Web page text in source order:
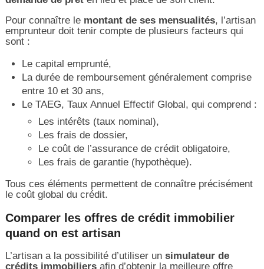
Pour connaître le montant de ses mensualités, l’artisan
emprunteur doit tenir compte de plusieurs facteurs qui
sont :
Le capital emprunté,
La durée de remboursement généralement comprise
entre 10 et 30 ans,
Le TAEG, Taux Annuel Effectif Global, qui comprend :
Les intérêts (taux nominal),
Les frais de dossier,
Le coût de l’assurance de crédit obligatoire,
Les frais de garantie (hypothèque).
Tous ces éléments permettent de connaître précisément
le coût global du crédit.
Comparer les offres de crédit immobilier
quand on est artisan
L’artisan a la possibilité d’utiliser un simulateur de
crédits immobiliersafin d’obtenir la meilleure offre